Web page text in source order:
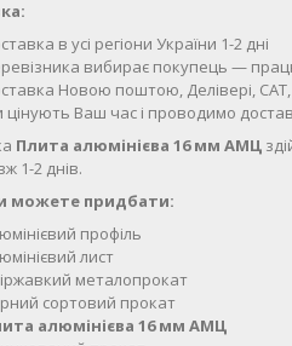
в усі регіони України 1-2 дні
вибирає покупець —
Новою поштою, Делівері,
цінують Ваш час і проводимо
Плита алюмінієва 16 мм АМЦ
1-2 днів.
можете придбати:
профіль
лист
металопрокат
сортовий прокат
алюмінієва 16 мм АМЦ